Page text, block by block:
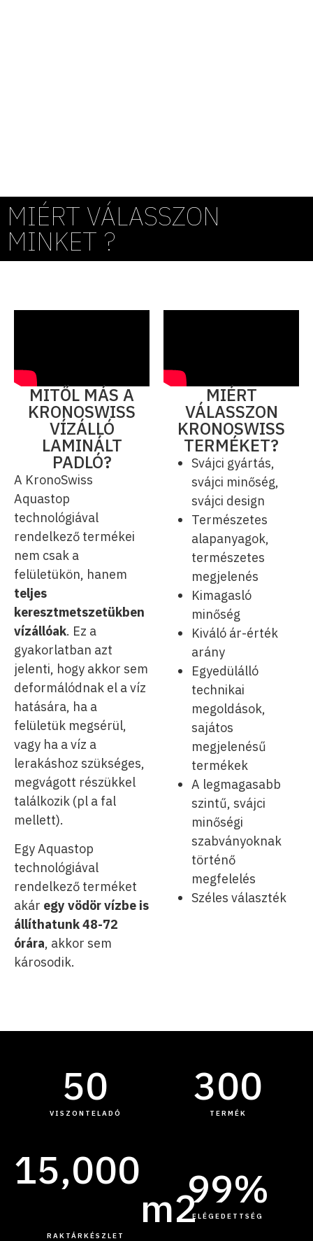
MIÉRT VÁLASSZON
MINKET ?
MITŐL MÁS A
KRONOSWISS
VÍZÁLLÓ
LAMINÁLT
PADLÓ?
A KronoSwiss
Aquastop
technológiával
rendelkező termékei
nem csak a
felületükön, hanem
teljes
keresztmetszetükben
vízállóak. Ez a
gyakorlatban azt
jelenti, hogy akkor sem
deformálódnak el a víz
hatására, ha a
felületük megsérül,
vagy ha a víz a
lerakáshoz szükséges,
megvágott részükkel
találkozik (pl a fal
mellett).
Egy Aquastop
technológiával
rendelkező terméket
akár egy vödör vízbe is
állíthatunk 48-72
órára, akkor sem
károsodik.
MIÉRT
VÁLASSZON
KRONOSWISS
TERMÉKET?
Svájci gyártás,
svájci minőség,
svájci design
Természetes
alapanyagok,
természetes
megjelenés
Kimagasló
minőség
Kiváló ár-érték
arány
Egyedülálló
technikai
megoldások,
sajátos
megjelenésű
termékek
A legmagasabb
szintű, svájci
minőségi
szabványoknak
történő
megfelelés
Széles választék
VISZONTELADÓ
50
TERMÉK
300
RAKTÁRKÉSZLET
15,000
m2ELÉGEDETTSÉG
99%